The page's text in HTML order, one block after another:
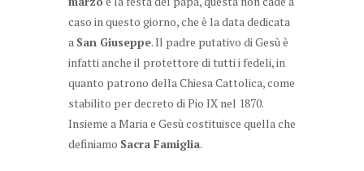
caso in questo giorno, che è la data dedicata
a San Giuseppe. Il padre putativo di Gesù è
infatti anche il protettore di tutti i fedeli, in
quanto patrono della Chiesa Cattolica, come
stabilito per decreto di Pio IX nel 1870.
Insieme a Maria e Gesù costituisce quella che
definiamo Sacra Famiglia.